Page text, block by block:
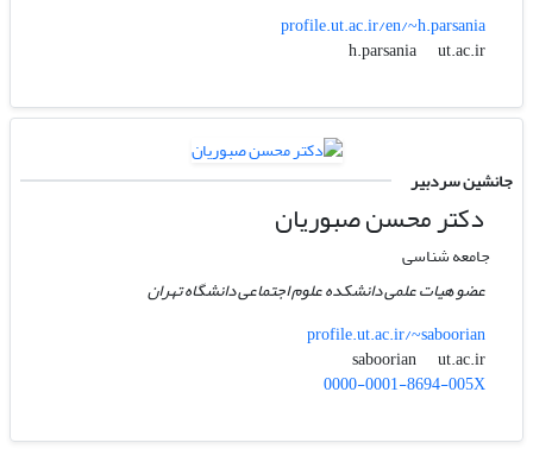
profile.ut.ac.ir/en/~h.parsania
h.parsania
ut.ac.ir
جانشین سردبیر
دکتر محسن صبوریان
جامعه شناسی
عضو هیات علمی دانشکده علوم اجتماعی دانشگاه تهران
profile.ut.ac.ir/~saboorian
saboorian
ut.ac.ir
0000-0001-8694-005X